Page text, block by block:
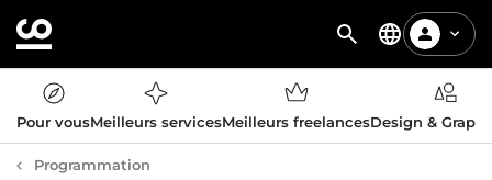
Pour vousMeilleurs servicesMeilleurs freelancesDesign &
Programmation